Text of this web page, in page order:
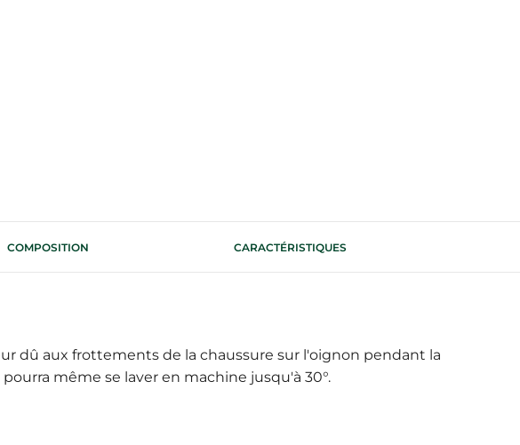
COMPOSITION CARACTÉRISTIQUES
dû aux frottements de la chaussure sur l'oignon pendant la
même se laver en machine jusqu'à 30°.